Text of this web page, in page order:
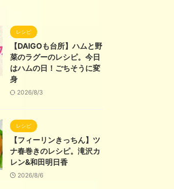
レシピ
【DAIGOも台所】ハムと野
菜のラグーのレシピ。今日
はハムの日！ごちそうに変
身
2026/8/3
レシピ
【フィーリンきっちん】ツ
ナ春巻きのレシピ。滝沢カ
レン&和田明日香
2026/8/6